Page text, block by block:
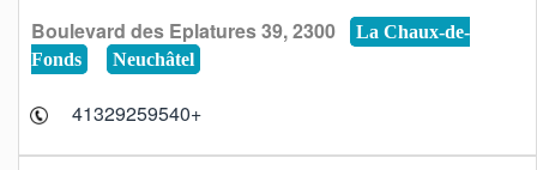
Boulevard des Eplatures 39, 2300
La Chaux-de-
Fonds
Neuchâtel
+41329259540